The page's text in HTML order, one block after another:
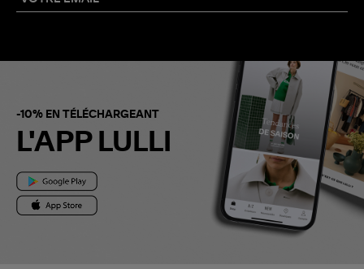
-10% EN TÉLÉCHARGEANT
L'APP LULLI